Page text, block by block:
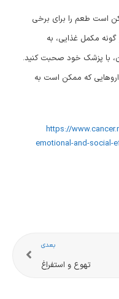
است طعم را برای برخی
مکمل غذایی، به
با پزشک خود صحبت کنید.
که ممکن است به
https://
emotional-and-social-
بعدی
تهوع و استفراغ